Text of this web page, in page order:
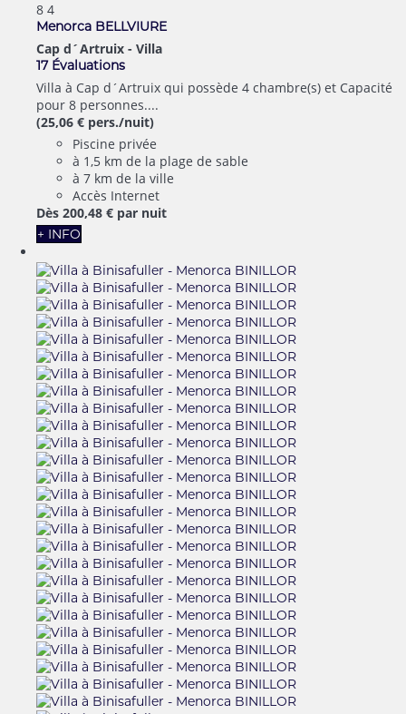
8 4
Menorca BELLVIURE
Cap d´Artruix - Villa
17 Évaluations
Villa à Cap d´Artruix qui possède 4 chambre(s) et Capacité
pour 8 personnes....
(25,06 € pers./nuit)
Piscine privée
à 1,5 km de la plage de sable
à 7 km de la ville
Accès Internet
Dès 200,48 € par nuit
+ INFO